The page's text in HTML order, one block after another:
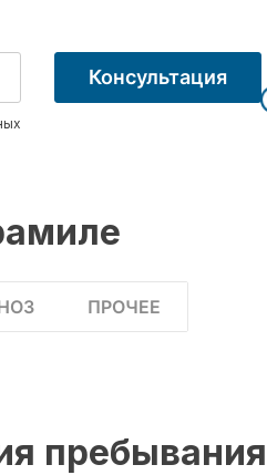
Консультация
ПРОЧЕЕ
пребывания